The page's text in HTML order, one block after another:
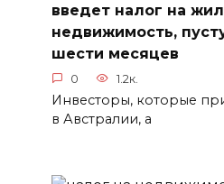
введет налог на
недвижимость,
шести месяцев
0 1.2к.
Инвесторы, которые
в Австралии, а